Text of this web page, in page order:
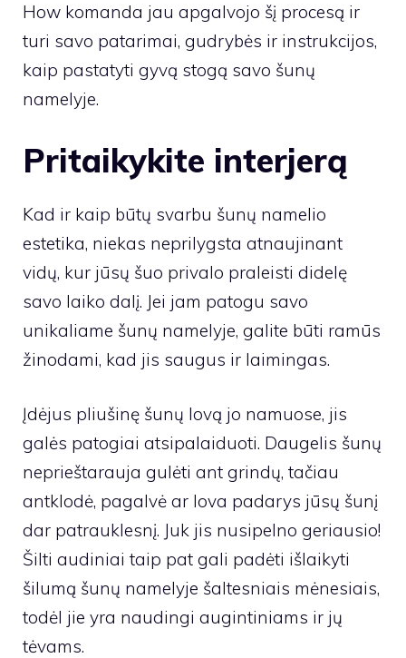
How komanda jau apgalvojo šį procesą ir
turi savo patarimai, gudrybės ir instrukcijos,
kaip pastatyti gyvą stogą savo šunų
namelyje.
Pritaikykite interjerą
Kad ir kaip būtų svarbu šunų namelio
estetika, niekas neprilygsta atnaujinant
vidų, kur jūsų šuo privalo praleisti didelę
savo laiko dalį. Jei jam patogu savo
unikaliame šunų namelyje, galite būti ramūs
žinodami, kad jis saugus ir laimingas.
Įdėjus pliušinę šunų lovą jo namuose, jis
galės patogiai atsipalaiduoti. Daugelis šunų
neprieštarauja gulėti ant grindų, tačiau
antklodė, pagalvė ar lova padarys jūsų šunį
dar patrauklesnį. Juk jis nusipelno geriausio!
Šilti audiniai taip pat gali padėti išlaikyti
šilumą šunų namelyje šaltesniais mėnesiais,
todėl jie yra naudingi augintiniams ir jų
tėvams.